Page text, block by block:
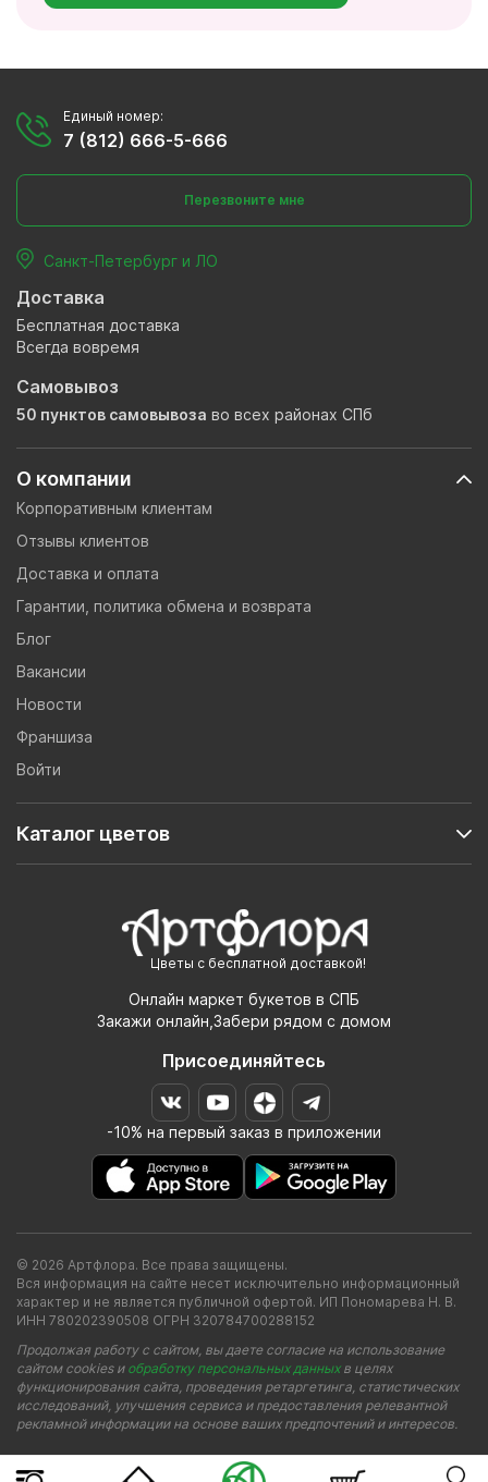
Цветы с бесплатной доставкой!
Онлайн маркет букетов в СПБ
Закажи онлайн,Забери рядом с домом
Присоединяйтесь
-10% на первый заказ в приложении
О компании
Корпоративным клиентам
Отзывы клиентов
Доставка и оплата
Гарантии, политика обмена и возврата
Блог
Вакансии
Новости
Франшиза
Войти
Каталог цветов
Единый номер:
7 (812) 666-5-666
Перезвоните мне
Санкт-Петербург и ЛО
Доставка
Бесплатная доставка
Всегда вовремя
Самовывоз
50 пунктов самовывоза во всех районах СПб
© 2026 Артфлора. Все права защищены.
Вся информация на сайте несет исключительно информационный
характер и не является публичной офертой. ИП Пономарева Н. В.
ИНН 780202390508 ОГРН 320784700288152
Продолжая работу с сайтом, вы даете согласие на использование
сайтом cookies и обработку персональных данныхв целях
функционирования сайта, проведения ретаргетинга, статистических
исследований, улучшения сервиса и предоставления релевантной
рекламной информации на основе ваших предпочтений и интересов.